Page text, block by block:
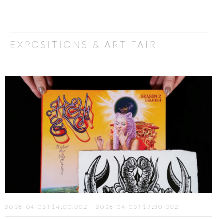
EXPOSITIONS & ART FAIR
2018-04-05T14:00:00Z - 2018-04-05T17:30:00Z